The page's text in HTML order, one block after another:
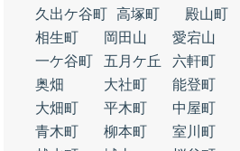
久出ケ谷町 高塚町 殿山町
相生町
岡田山 愛宕山
一ケ谷町
五月ケ丘 六軒町
奥畑
大社町 能登町
大畑町
平木町 中屋町
青木町
柳本町 室川町